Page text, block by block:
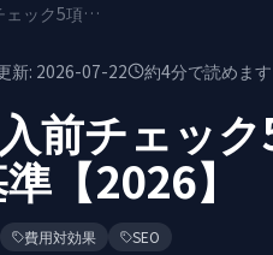
AIO対策の導入前チェック5項目｜費用と優先順位の判断基準【2026】
新: 2026-07-22 約4分で読めます
前チェッ
【2026】
費用対効果 SEO